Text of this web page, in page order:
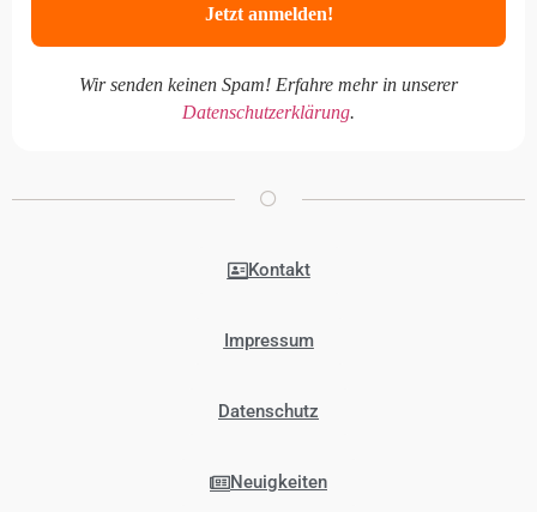
Wir senden keinen Spam! Erfahre mehr in unserer
Datenschutzerklärung.
Kontakt
Impressum
Datenschutz
Neuigkeiten